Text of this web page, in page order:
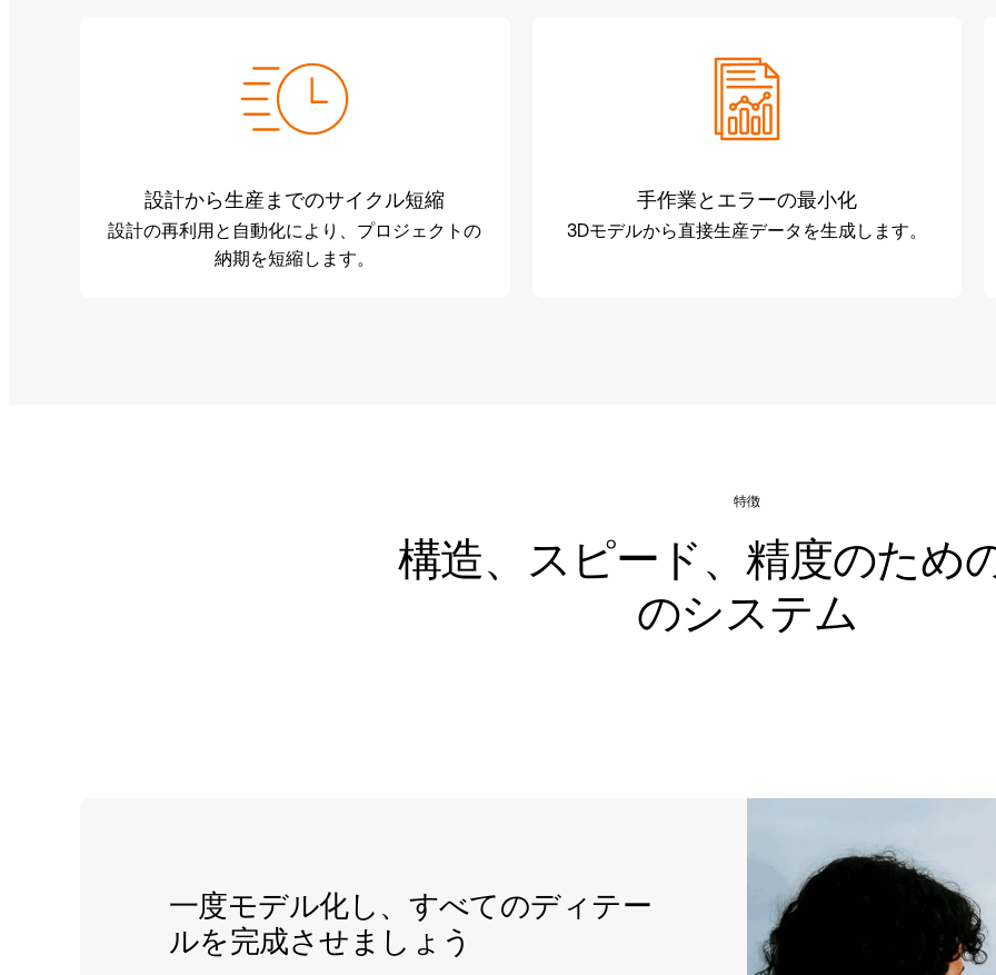
設計から生産までのサイクル短縮
設計の再利用と自動化により、プロジェクトの
納期を短縮します。
手作業とエラーの最小化
3Dモデルから直接生産データを生成します。
特徴
構造、スピード、精度のため
のシステム
一度モデル化し、すべてのディテー
ルを完成させましょう